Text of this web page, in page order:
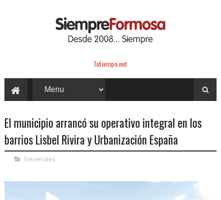
Tutiempo.net
El municipio arrancó su operativo integral en los
barrios Lisbel Rivira y Urbanización España
Generales